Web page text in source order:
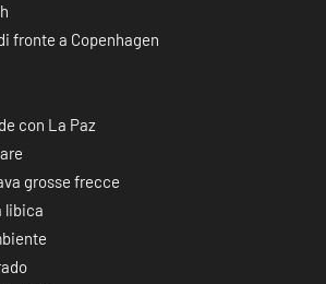
fronte a Copenhagen
con La Paz
grosse frecce
libica